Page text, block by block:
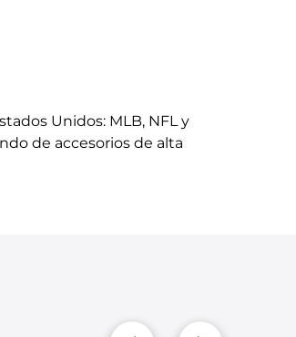
Unidos: MLB, NFL y
de accesorios de alta